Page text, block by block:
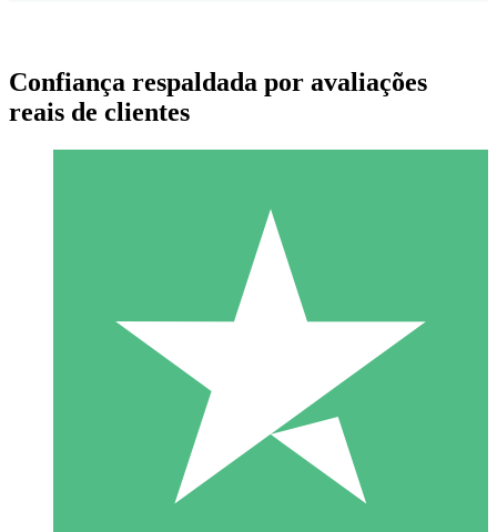
Pacotes de Créditos Individuais
Pague conforme o uso com créditos de download. Sem
1000
Confiança respaldada por avaliações
reais de clientes